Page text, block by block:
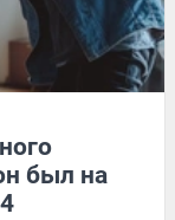
был на